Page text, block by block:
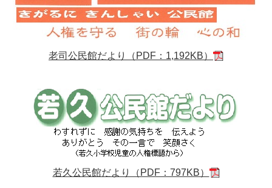
老司公民館だより（PDF：1,192KB）
若久公民館だより（PDF：797KB）